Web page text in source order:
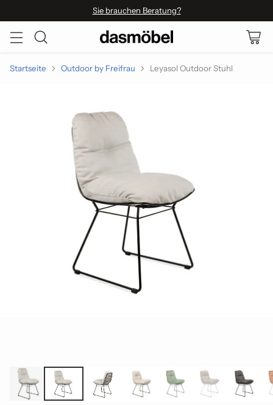
Sie brauchen Beratung?
Startseite Outdoor by Freifrau Leyasol Outdoor Stuhl